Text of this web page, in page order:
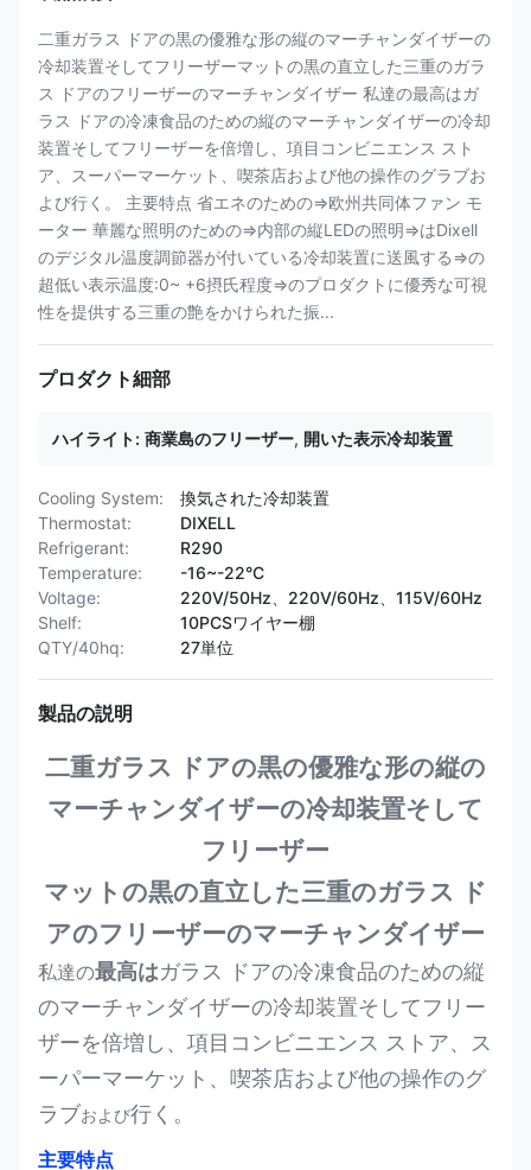
二重ガラス ドアの黒の優雅な形の縦のマーチャンダイザーの
冷却装置そしてフリーザーマットの黒の直立した三重のガラ
ス ドアのフリーザーのマーチャンダイザー 私達の最高はガ
ラス ドアの冷凍食品のための縦のマーチャンダイザーの冷却
装置そしてフリーザーを倍増し、項目コンビニエンス スト
ア、スーパーマーケット、喫茶店および他の操作のグラブお
よび行く。 主要特点 省エネのための⇒欧州共同体ファン モ
ーター 華麗な照明のための⇒内部の縦LEDの照明⇒はDixell
のデジタル温度調節器が付いている冷却装置に送風する⇒の
超低い表示温度:0~ +6摂氏程度⇒のプロダクトに優秀な可視
性を提供する三重の艶をかけられた振...
プロダクト細部
ハイライト: 商業島のフリーザー, 開いた表示冷却装置
Cooling System:
換気された冷却装置
Thermostat:
DIXELL
Refrigerant:
R290
Temperature:
-16~-22°C
Voltage:
220V/50Hz、220V/60Hz、115V/60Hz
Shelf:
10PCSワイヤー棚
QTY/40hq:
27単位
製品の説明
二重ガラス ドアの黒の優雅な形の縦の
マーチャンダイザーの冷却装置そして
フリーザー
マットの黒の直立した三重のガラス ド
アのフリーザーのマーチャンダイザー
私達の最高はガラス ドアの冷凍食品のための縦
のマーチャンダイザーの冷却装置そしてフリー
ザーを倍増し、項目コンビニエンス ストア、ス
ーパーマーケット、喫茶店および他の操作のグ
ラブおよび行く。
主要特点